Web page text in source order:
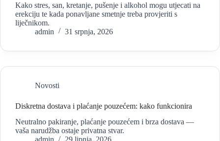
Kako stres, san, kretanje, pušenje i alkohol mogu utjecati na
erekciju te kada ponavljane smetnje treba provjeriti s
liječnikom.
admin
31 srpnja, 2026
Novosti
Diskretna dostava i plaćanje pouzećem: kako funkcionira
Neutralno pakiranje, plaćanje pouzećem i brza dostava —
vaša narudžba ostaje privatna stvar.